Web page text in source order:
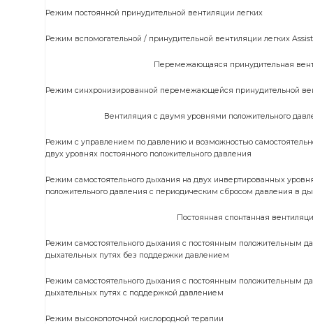
Режим постоянной принудительной вентиляции легких
Режим вспомогательной / принудительной вентиляции легких
Перемежающаяся принудительная
Режим синхронизированной перемежающейся принудительной
Вентиляция с двумя уровнями положительного
Режим с управлением по давлению и возможностью
двух уровнях постоянного положительного давления
Режим самостоятельного дыхания на двух инвертированных
положительного давления с периодическим сбросом давления в
Постоянная спонтанная
Режим самостоятельного дыхания с постоянным положительным
дыхательных путях без поддержки давлением
Режим самостоятельного дыхания c постоянным положительным
дыхательных путях с поддержкой давлением
Режим высокопоточной кислородной терапии